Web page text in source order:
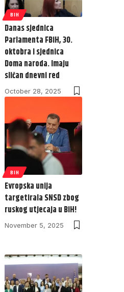
BIH
Danas sjednica
Parlamenta FBiH, 30.
oktobra i sjednica
Doma naroda. Imaju
sličan dnevni red
October 28, 2025
BIH
Evropska unija
targetirala SNSD zbog
ruskog utjecaja u BiH!
November 5, 2025